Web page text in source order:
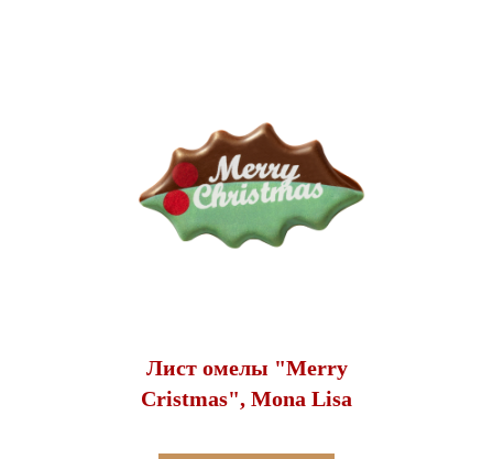
Лист омелы "Merry
Cristmas", Mona Lisa